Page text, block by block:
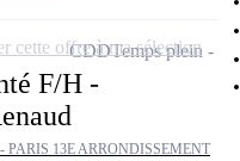
F/H -
PARIS 13E ARRONDISSEMENT
CDDTemps plein
cette offre à ma sélection